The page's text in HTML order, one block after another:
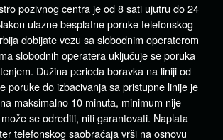
pozivnog centra je od 8 sati ujutru do 24
ulazne besplatne poruke telefonskog
dobijate vezu sa slobodnim operaterom
slobodnih operatera uključuje se poruka
Dužina perioda boravka na liniji od
poruke do izbacivanja sa pristupne linije je
maksimalno 10 minuta, minimum nije
se odrediti, niti garantovati. Naplata
telefonskog saobraćaja vrši na osnovu